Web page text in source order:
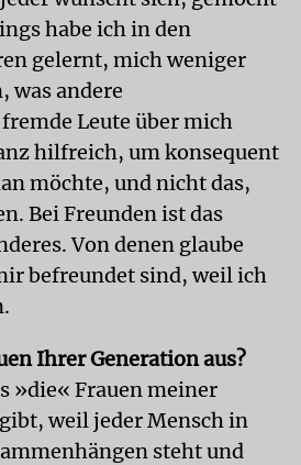
habe ich in den
gelernt, mich weniger
was andere
Leute über mich
hilfreich, um konsequent
möchte, und nicht das,
Bei Freunden ist das
Von denen glaube
befreundet sind, weil ich
Ihrer Generation aus?
»die« Frauen meiner
weil jeder Mensch in
steht und